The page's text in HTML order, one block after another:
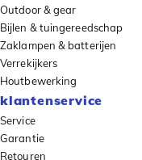
Outdoor & gear
Bijlen & tuingereedschap
Zaklampen & batterijen
Verrekijkers
Houtbewerking
klantenservice
Service
Garantie
Retouren